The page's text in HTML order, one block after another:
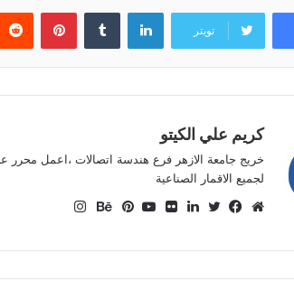
تويتر
لينكدإن
كريم علي الكيتو
خريج جامعة الازهر فرع هندسة اتصالات ،اعمل محرر
لجميع الاقمار الصناعية
الويب
من